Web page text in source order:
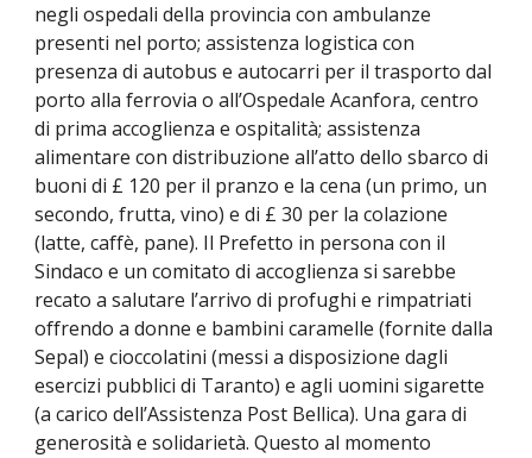
negli ospedali della provincia con ambulanze
presenti nel porto; assistenza logistica con
presenza di autobus e autocarri per il trasporto dal
porto alla ferrovia o all’Ospedale Acanfora, centro
di prima accoglienza e ospitalità; assistenza
alimentare con distribuzione all’atto dello sbarco di
buoni di £ 120 per il pranzo e la cena (un primo, un
secondo, frutta, vino) e di £ 30 per la colazione
(latte, caffè, pane). Il Prefetto in persona con il
Sindaco e un comitato di accoglienza si sarebbe
recato a salutare l’arrivo di profughi e rimpatriati
offrendo a donne e bambini caramelle (fornite dalla
Sepal) e cioccolatini (messi a disposizione dagli
esercizi pubblici di Taranto) e agli uomini sigarette
(a carico dell’Assistenza Post Bellica). Una gara di
generosità e solidarietà. Questo al momento